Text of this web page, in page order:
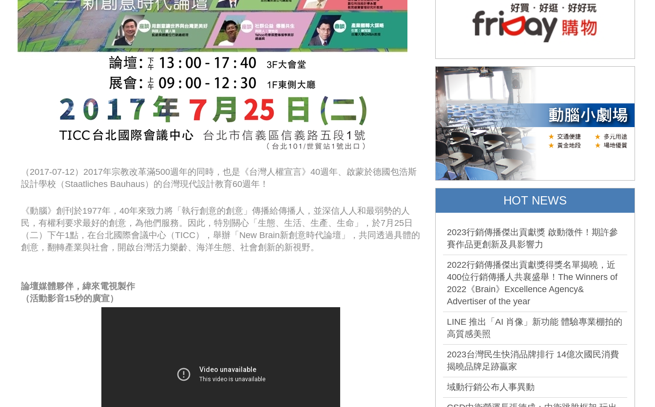
（2017-07-12）2017年宗教改革滿500週年的同時，也是《台灣人權宣言》40週年、啟蒙於德國包浩斯
設計學校（Staatliches Bauhaus）的台灣現代設計教育60週年！
《動腦》創刊於1977年，40年來致力將「執行創意的創意」傳播給傳播人，並深信人人和最弱勢的人
民，有權利要求最好的創意，為他們服務。因此，特別關心「生態、生活、生產、生命」，於7月25日
（二）下午1點，在台北國際會議中心（TICC），舉辦「New Brain新創意時代論壇」，共同透過具體的
創意，翻轉產業與社會，開啟台灣活力樂齡、海洋生態、社會創新的新視野。
論壇媒體夥伴，緯來電視製作
（活動影音15秒的廣宣）
HOT NEWS
2023行銷傳播傑出貢獻獎 啟動徵件！期許參
賽作品更創新及具影響力
2022行銷傳播傑出貢獻獎得獎名單揭曉，近
400位行銷傳播人共襄盛舉！The Winners of
2022《Brain》Excellence Agency&
Advertiser of the year
LINE 推出「AI 肖像」新功能 體驗專業棚拍的
高質感美照
2023台灣民生快消品牌排行 14億次國民消費
揭曉品牌足跡贏家
域動行銷公布人事異動